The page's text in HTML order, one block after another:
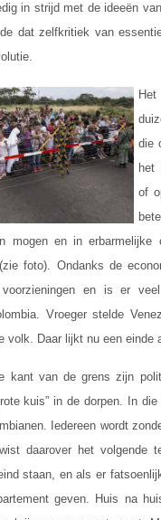
in strijd met de ideeën
dat zelfkritiek van
die
het
of
mogen en in erbarmelijke
foto). Ondanks de
en is er
Vroeger stelde
volk. Daar lijkt nu een einde
kant van de grens zijn
kuis” in de dorpen. In
Iedereen wordt
daarover het volgende
staan, en als er
geven. Huis na